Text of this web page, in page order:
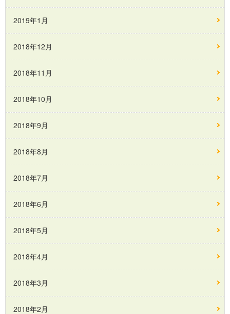
2019年1月
2018年12月
2018年11月
2018年10月
2018年9月
2018年8月
2018年7月
2018年6月
2018年5月
2018年4月
2018年3月
2018年2月